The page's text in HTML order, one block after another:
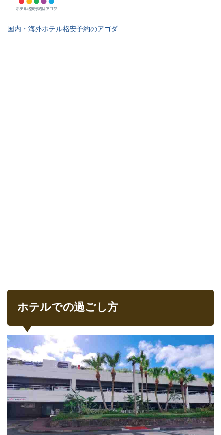
国内・海外ホテル格安予約のアゴダ
ホテルでの過ごし方